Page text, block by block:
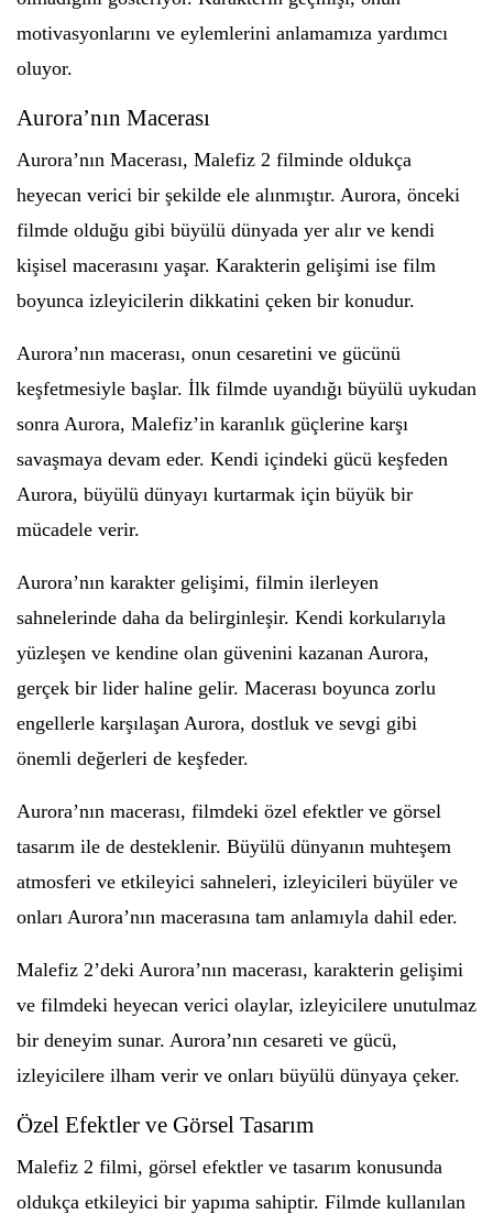
motivasyonlarını ve eylemlerini anlamamıza yardımcı
oluyor.
Aurora’nın Macerası
Aurora’nın Macerası, Malefiz 2 filminde oldukça
heyecan verici bir şekilde ele alınmıştır. Aurora, önceki
filmde olduğu gibi büyülü dünyada yer alır ve kendi
kişisel macerasını yaşar. Karakterin gelişimi ise film
boyunca izleyicilerin dikkatini çeken bir konudur.
Aurora’nın macerası, onun cesaretini ve gücünü
keşfetmesiyle başlar. İlk filmde uyandığı büyülü uykudan
sonra Aurora, Malefiz’in karanlık güçlerine karşı
savaşmaya devam eder. Kendi içindeki gücü keşfeden
Aurora, büyülü dünyayı kurtarmak için büyük bir
mücadele verir.
Aurora’nın karakter gelişimi, filmin ilerleyen
sahnelerinde daha da belirginleşir. Kendi korkularıyla
yüzleşen ve kendine olan güvenini kazanan Aurora,
gerçek bir lider haline gelir. Macerası boyunca zorlu
engellerle karşılaşan Aurora, dostluk ve sevgi gibi
önemli değerleri de keşfeder.
Aurora’nın macerası, filmdeki özel efektler ve görsel
tasarım ile de desteklenir. Büyülü dünyanın muhteşem
atmosferi ve etkileyici sahneleri, izleyicileri büyüler ve
onları Aurora’nın macerasına tam anlamıyla dahil eder.
Malefiz 2’deki Aurora’nın macerası, karakterin gelişimi
ve filmdeki heyecan verici olaylar, izleyicilere unutulmaz
bir deneyim sunar. Aurora’nın cesareti ve gücü,
izleyicilere ilham verir ve onları büyülü dünyaya çeker.
Özel Efektler ve Görsel Tasarım
Malefiz 2 filmi, görsel efektler ve tasarım konusunda
oldukça etkileyici bir yapıma sahiptir. Filmde kullanılan